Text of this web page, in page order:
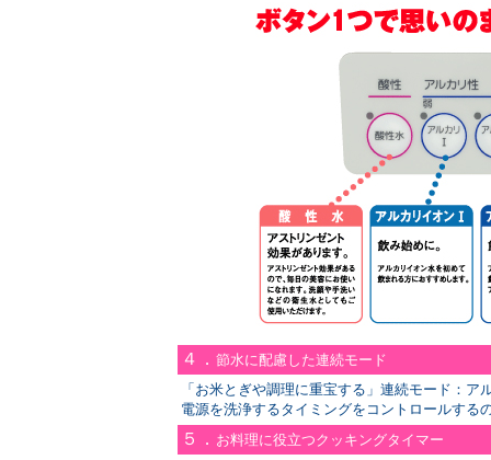
４． 節水に配慮した連続モード
「お米とぎや調理に重宝する」連続モード：
電源を洗浄するタイミングをコントロールする
５． お料理に役立つクッキングタイマー